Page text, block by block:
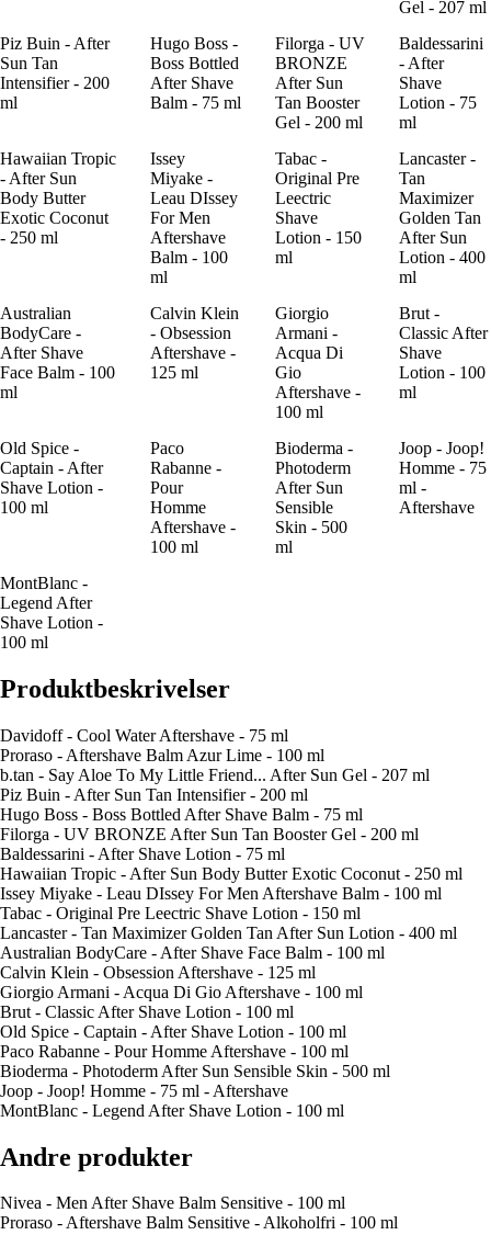
Gel - 207 ml
Piz Buin - After
Sun Tan
Intensifier - 200
ml
Hugo Boss -
Boss Bottled
After Shave
Balm - 75 ml
Filorga - UV
BRONZE
After Sun
Tan Booster
Gel - 200 ml
Baldessarini
- After
Shave
Lotion - 75
ml
Hawaiian Tropic
- After Sun
Body Butter
Exotic Coconut
- 250 ml
Issey
Miyake -
Leau DIssey
For Men
Aftershave
Balm - 100
ml
Tabac -
Original Pre
Leectric
Shave
Lotion - 150
ml
Lancaster -
Tan
Maximizer
Golden Tan
After Sun
Lotion - 400
ml
Australian
BodyCare -
After Shave
Face Balm - 100
ml
Calvin Klein
- Obsession
Aftershave -
125 ml
Giorgio
Armani -
Acqua Di
Gio
Aftershave -
100 ml
Brut -
Classic After
Shave
Lotion - 100
ml
Old Spice -
Captain - After
Shave Lotion -
100 ml
Paco
Rabanne -
Pour
Homme
Aftershave -
100 ml
Bioderma -
Photoderm
After Sun
Sensible
Skin - 500
ml
Joop - Joop!
Homme - 75
ml -
Aftershave
MontBlanc -
Legend After
Shave Lotion -
100 ml
Produktbeskrivelser
Davidoff - Cool Water Aftershave - 75 ml
Proraso - Aftershave Balm Azur Lime - 100 ml
b.tan - Say Aloe To My Little Friend... After Sun Gel - 207 ml
Piz Buin - After Sun Tan Intensifier - 200 ml
Hugo Boss - Boss Bottled After Shave Balm - 75 ml
Filorga - UV BRONZE After Sun Tan Booster Gel - 200 ml
Baldessarini - After Shave Lotion - 75 ml
Hawaiian Tropic - After Sun Body Butter Exotic Coconut - 250 ml
Issey Miyake - Leau DIssey For Men Aftershave Balm - 100 ml
Tabac - Original Pre Leectric Shave Lotion - 150 ml
Lancaster - Tan Maximizer Golden Tan After Sun Lotion - 400 ml
Australian BodyCare - After Shave Face Balm - 100 ml
Calvin Klein - Obsession Aftershave - 125 ml
Giorgio Armani - Acqua Di Gio Aftershave - 100 ml
Brut - Classic After Shave Lotion - 100 ml
Old Spice - Captain - After Shave Lotion - 100 ml
Paco Rabanne - Pour Homme Aftershave - 100 ml
Bioderma - Photoderm After Sun Sensible Skin - 500 ml
Joop - Joop! Homme - 75 ml - Aftershave
MontBlanc - Legend After Shave Lotion - 100 ml
Andre produkter
Nivea - Men After Shave Balm Sensitive - 100 ml
Proraso - Aftershave Balm Sensitive - Alkoholfri - 100 ml